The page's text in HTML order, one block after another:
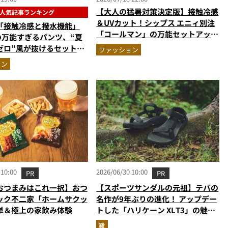
気記事ランキング
触冷感と撥水機能」
能すぎるパンツ、“夏
ロ”風が抜けるセットア
ビジネスウェアの人気
グベスト3】（2026年
【大人の猛暑対策決定版】接触冷感
＆UVカット！シップス エニィ別注
「コールマン」の万能セットアップ
が快適すぎる
ファッション
PR
つまみはこれ一択】おつ
ク不二家「ホームサクッ
＆極上の家飲み体験
2026/06/30 10:00 PR
【スポーツサンダルの元祖】テバの
名作が9年ぶりの進化！ アップデー
トした「ハリケーン XLT3」の魅力
を識者があらゆる角度から徹底解
靴